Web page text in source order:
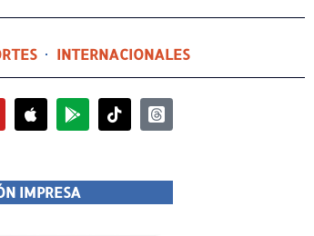
INTERNACIONALES
4 horas ago
IMPRESA